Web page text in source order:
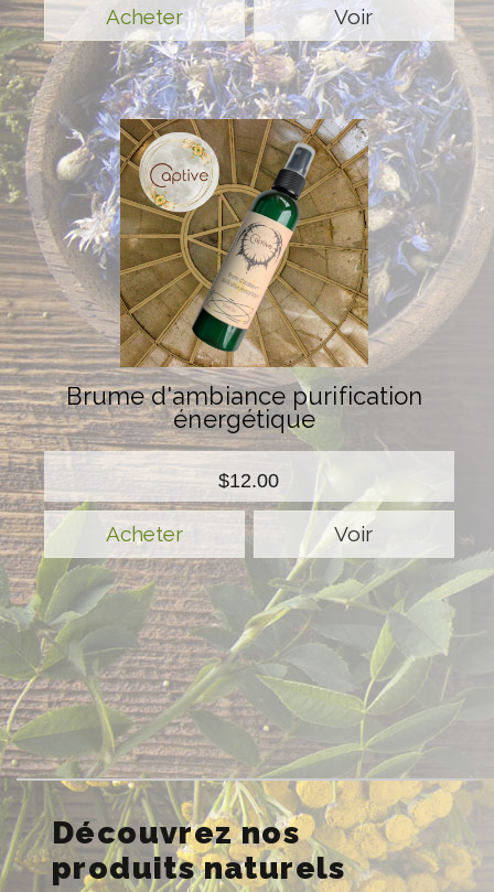
Voir
Brume d'ambiance purification
énergétique
$12.00
Voir
Découvrez nos
produits naturels